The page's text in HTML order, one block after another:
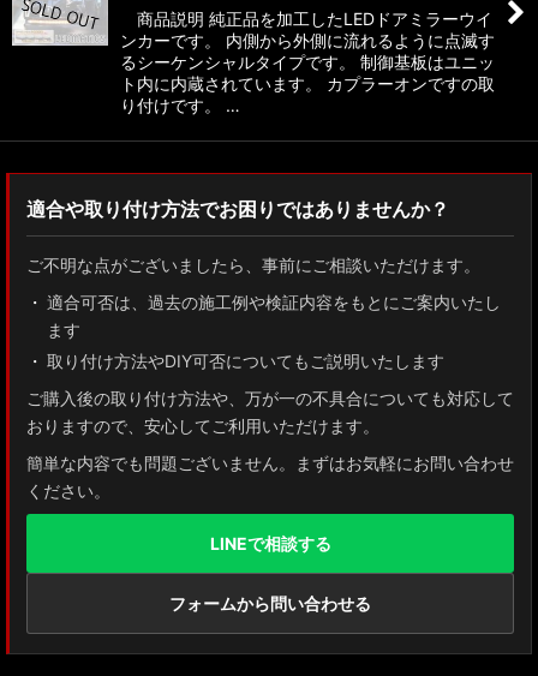
商品説明 純正品を加工したLEDドアミラーウイ
ンカーです。 内側から外側に流れるように点滅す
るシーケンシャルタイプです。 制御基板はユニッ
ト内に内蔵されています。 カプラーオンですの取
り付けです。 …
適合や取り付け方法でお困りではありませんか？
ご不明な点がございましたら、事前にご相談いただけます。
適合可否は、過去の施工例や検証内容をもとにご案内いたし
ます
取り付け方法やDIY可否についてもご説明いたします
ご購入後の取り付け方法や、万が一の不具合についても対応して
おりますので、安心してご利用いただけます。
簡単な内容でも問題ございません。まずはお気軽にお問い合わせ
ください。
LINEで相談する
フォームから問い合わせる